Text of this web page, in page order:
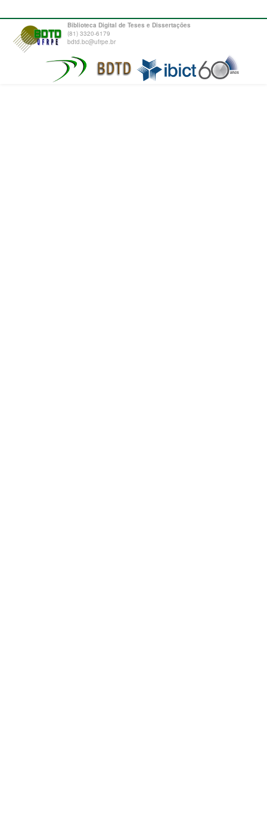
Biblioteca Digital de Teses e Dissertações
(81) 3320-6179
bdtd.bc@ufrpe.br